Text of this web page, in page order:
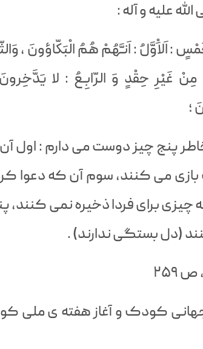
علیه و آله :
: اَلاَْوَّلُ : اَنـَّهُمْ هُمُ الْبَكّاؤونَ ،
غَيْرِ حِقْدٍ وَ الرّابِـعُ : لا
؛
پنج چیز دوست می دارم : اول
می کنند، سوم آن که دعوا
برای فردا ذخیره نمی کنند،
(دل بستگی ندارند) .
۲۵۹
جهانی کودک و آغاز هفته ی